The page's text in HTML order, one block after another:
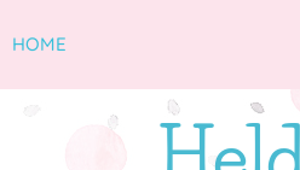
HOME